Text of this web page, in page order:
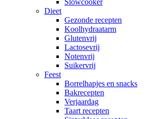
Slowcooker
Dieet
Gezonde recepten
Koolhydraatarm
Glutenvrij
Lactosevrij
Notenvrij
Suikervrij
Feest
Borrelhapjes en snacks
Bakrecepten
Verjaardag
Taart recepten